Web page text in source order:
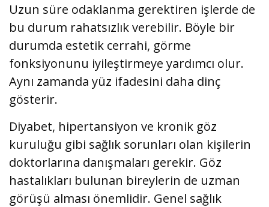
Uzun süre odaklanma gerektiren işlerde de
bu durum rahatsızlık verebilir. Böyle bir
durumda estetik cerrahi, görme
fonksiyonunu iyileştirmeye yardımcı olur.
Aynı zamanda yüz ifadesini daha dinç
gösterir.
Diyabet, hipertansiyon ve kronik göz
kuruluğu gibi sağlık sorunları olan kişilerin
doktorlarına danışmaları gerekir. Göz
hastalıkları bulunan bireylerin de uzman
görüşü alması önemlidir. Genel sağlık